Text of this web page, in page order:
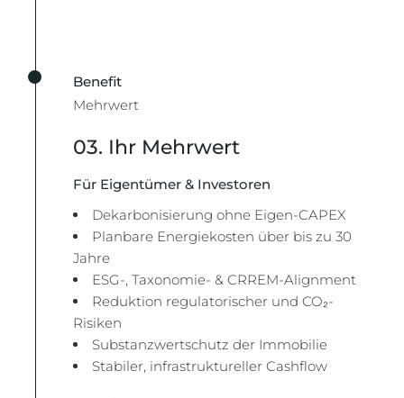
Benefit
Mehrwert
03. Ihr Mehrwert
Für Eigentümer & Investoren
Dekarbonisierung ohne Eigen-CAPEX
Planbare Energiekosten über bis zu 30
Jahre
ESG-, Taxonomie- & CRREM-Alignment
Reduktion regulatorischer und CO₂-
Risiken
Substanzwertschutz der Immobilie
Stabiler, infrastruktureller Cashflow